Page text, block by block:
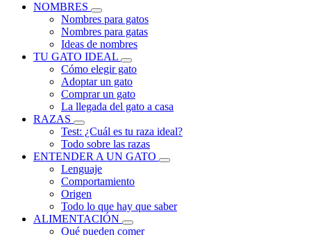
NOMBRES
Nombres para gatos
Nombres para gatas
Ideas de nombres
TU GATO IDEAL
Cómo elegir gato
Adoptar un gato
Comprar un gato
La llegada del gato a casa
RAZAS
Test: ¿Cuál es tu raza ideal?
Todo sobre las razas
ENTENDER A UN GATO
Lenguaje
Comportamiento
Origen
Todo lo que hay que saber
ALIMENTACIÓN
Qué pueden comer